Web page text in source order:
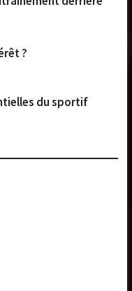
?
du sportif